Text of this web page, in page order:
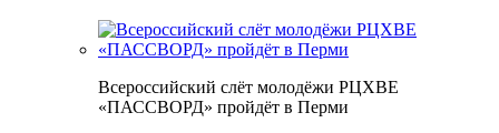
Всероссийский слёт молодёжи РЦХВЕ
«ПАССВОРД» пройдёт в Перми